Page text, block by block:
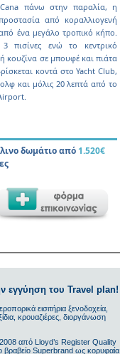
πάνω στην παραλία, η
από κοραλλιογενή
ένα µεγάλο τροπικό κήπο.
3 πισίνες ενώ το κεντρικό
κουζίνα σε µπουφέ και πιάτα
κοντά στο Yacht Club,
και µόλις 20 λεπτά από το
δωµάτιο από 1.520€
εγγύηση του Travel plan!
εισιτήρια ξενοδοχεία,
κρουαζιέρες, διοργάνωση
από Lloyd’s Register Quality
βραβείο Superbrand ως κορυφαία